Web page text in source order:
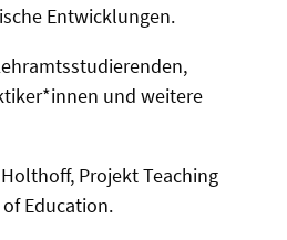
Entwicklungen.
und weitere
Projekt Teaching
Education.